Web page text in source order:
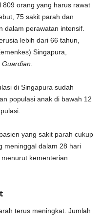
809 orang yang harus rawat
75 sakit parah dan
dalam perawatan intensif.
lebih dari 66 tahun,
Singapura,
Guardian.
di Singapura sudah
populasi anak di bawah 12
yang sakit parah cukup
meninggal dalam 28 hari
kementerian
terus meningkat. Jumlah